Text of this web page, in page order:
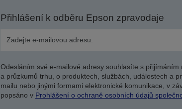
Přihlášení k odběru Epson zpravodaje
Odesláním své e-mailové adresy souhlasíte s
a průzkumů trhu, o produktech, službách, událostech a
mailu nebo jinými formami elektronické komunikace, v
popsáno v Prohlášení o ochraně osobních údajů